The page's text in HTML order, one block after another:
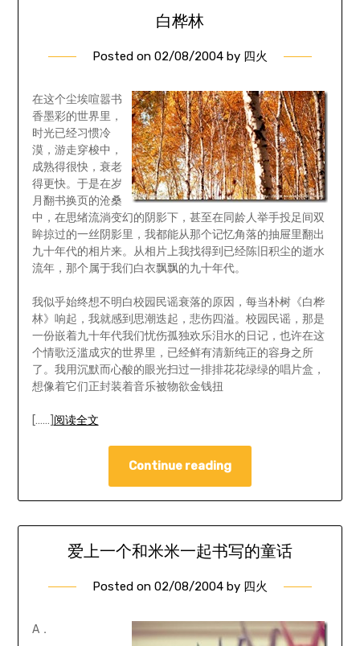
白桦林
Posted on 02/08/2004 by 四火
在这个尘埃喧嚣书
香墨彩的世界里，
时光已经习惯冷
漠，游走穿梭中，
成熟得很快，衰老
得更快。于是在岁
月翻书换页的沧桑
中，在思绪流淌变幻的阴影下，甚至在同龄人举手投足间双
眸掠过的一丝阴影里，我都能从那个记忆角落的抽屉里翻出
九十年代的相片来。从相片上我找得到已经陈旧积尘的逝水
流年，那个属于我们白衣飘飘的九十年代。
我似乎始终想不明白校园民谣衰落的原因，每当朴树《白桦
林》响起，我就感到思潮迭起，悲伤四溢。校园民谣，那是
一份嵌着九十年代我们忧伤孤独欢乐泪水的日记，也许在这
个情歌泛滥成灾的世界里，已经鲜有清新纯正的容身之所
了。我用沉默而心酸的眼光扫过一排排花花绿绿的唱片盒，
想像着它们正封装着音乐被物欲金钱扭
[……] 阅读全文
Continue reading
爱上一个和米米一起书写的童话
Posted on 02/08/2004 by 四火
A．